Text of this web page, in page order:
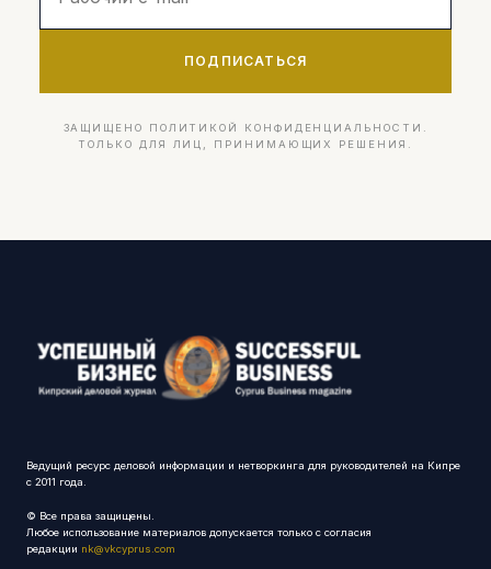
ПОДПИСАТЬСЯ
ЗАЩИЩЕНО ПОЛИТИКОЙ КОНФИДЕНЦИАЛЬНОСТИ.
ТОЛЬКО ДЛЯ ЛИЦ, ПРИНИМАЮЩИХ РЕШЕНИЯ.
Ведущий ресурс деловой информации и нетворкинга для руководителей на Кипре
с 2011 года.
© Все права защищены.
Любое использование материалов допускается только с согласия
редакции nk@vkcyprus.com